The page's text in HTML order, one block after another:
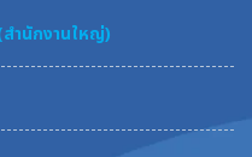
ำนักงานใหญ่)